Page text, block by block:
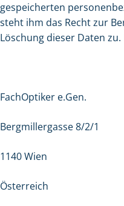
gespeicherten
steht ihm das Recht zur
Löschung dieser Daten
FachOptiker e.Gen.
Bergmillergasse 8/2/1
1140 Wien
Österreich